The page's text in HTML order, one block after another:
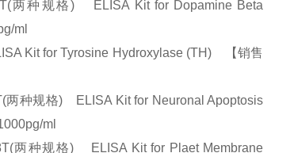
种规格) ELISA Kit for Dopamine Beta
ml
Kit for Tyrosine Hydroxylase (TH) 【销售
种规格) ELISA Kit for Neuronal Apoptosis
ml
种规格) ELISA Kit for Plaet Membrane